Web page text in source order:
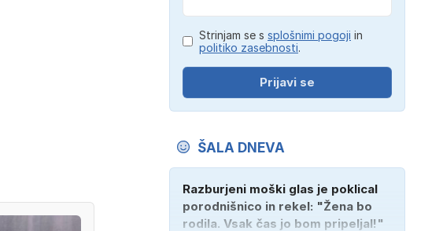
Strinjam se s splošnimi pogoji in
politiko zasebnosti.
Prijavi se
ŠALA DNEVA
Razburjeni moški glas je poklical
porodnišnico in rekel: "Žena bo
rodila. Vsak čas jo bom pripeljal!"